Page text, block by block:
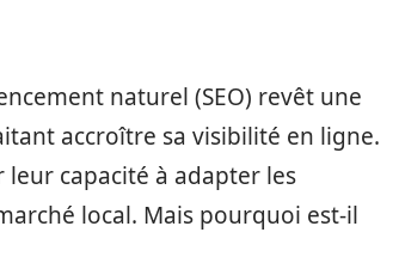
naturel (SEO) revêt une
accroître sa visibilité en ligne.
capacité à adapter les
local. Mais pourquoi est-il